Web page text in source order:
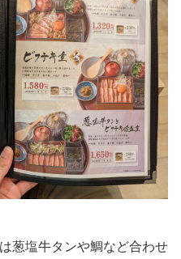
葱塩牛タンや鯛など合わせ